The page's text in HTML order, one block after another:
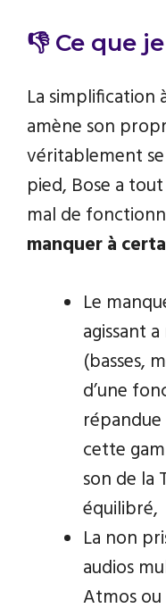
👎 Ce que
La
amène son
véritablement
pied, Bose a
mal de
manquer à
Le
agissant
(basses,
d’une
répandue
cette
son de la
équilibré,
La non
audios
Atmos